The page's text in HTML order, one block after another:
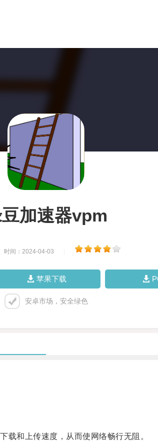
加速器vpm
时间：2024-04-03
苹果下载
安卓市场，安全绿色
和上传速度，从而使网络畅行无阻。